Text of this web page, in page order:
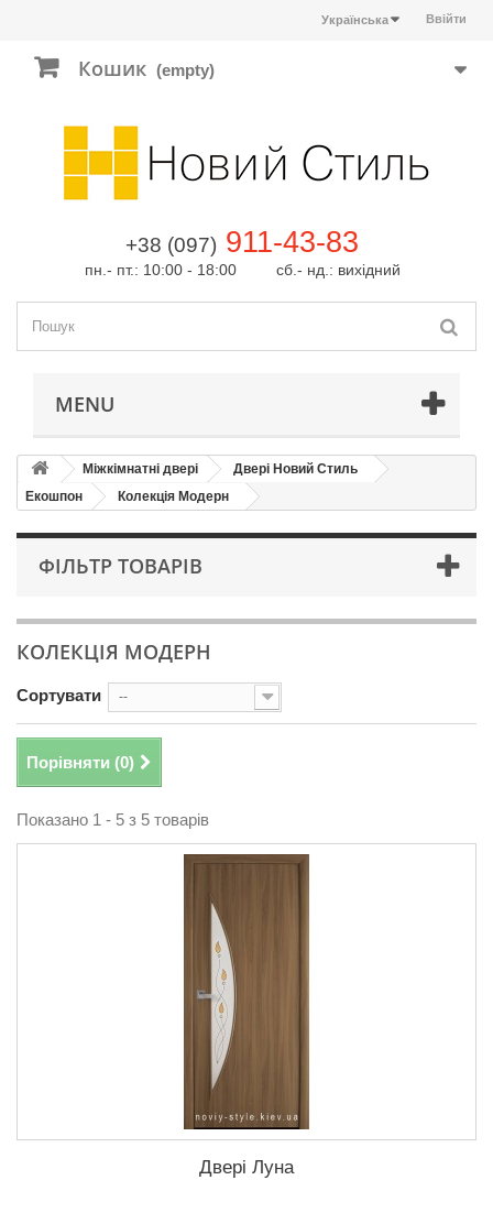
Ввійти
Українська
Кошик (empty)
+38 (097) 911-43-83
пн.- пт.: 10:00 - 18:00 сб.- нд.: вихідний
MENU
Міжкімнатні двері
Двері Новий Стиль
Екошпон
Колекція Модерн
ФІЛЬТР ТОВАРІВ
КОЛЕКЦІЯ МОДЕРН
Сортувати --
Порівняти (0)
Показано 1 - 5 з 5 товарів
Двері Луна